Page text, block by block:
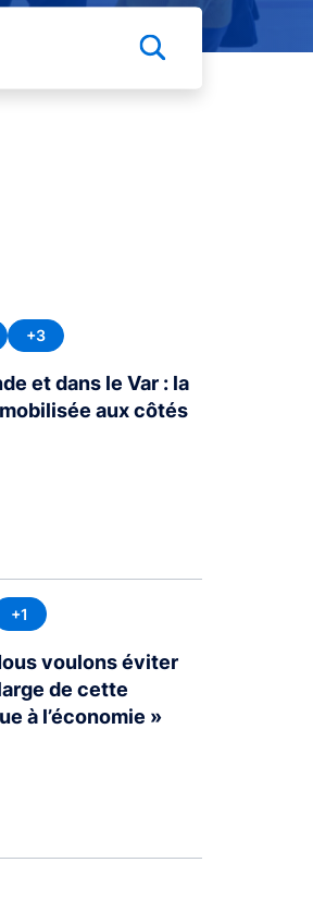
+3
et dans le Var : la
aux côtés
+1
voulons éviter
de cette
à l’économie »